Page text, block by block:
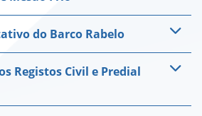
do Barco Rabelo
Registos Civil e Predial